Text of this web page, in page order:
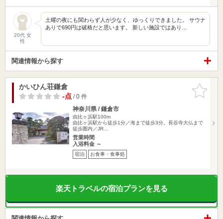
20代 女
性
土曜の夜にも関わらず人が少なく、ゆっくりできました。 サウナ
ありで690円は破格だと思います。 新しい施設ではあり…
関連情報から探す
お気に入
りに追加
かいひん荘鎌倉
-点/ 0 件
神奈川県 / 鎌倉市
由比ヶ浜駅100m
由比ヶ浜駅から徒歩1分／海まで徒歩3分。長谷寺大仏まで
徒歩圏内／JR…
営業時間
入浴料金 ～
宿泊 お食事・食事処
楽天トラベルの宿泊プランを見る